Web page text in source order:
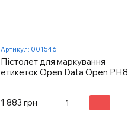
Артикул: 001546
Пістолет для маркування
етикеток Open Data Open PH8
1 883 грн